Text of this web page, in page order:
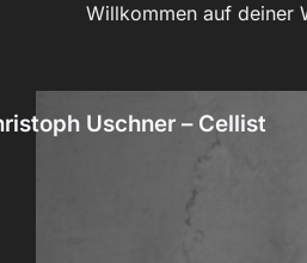
Willkommen auf deiner
Uschner – Cellist